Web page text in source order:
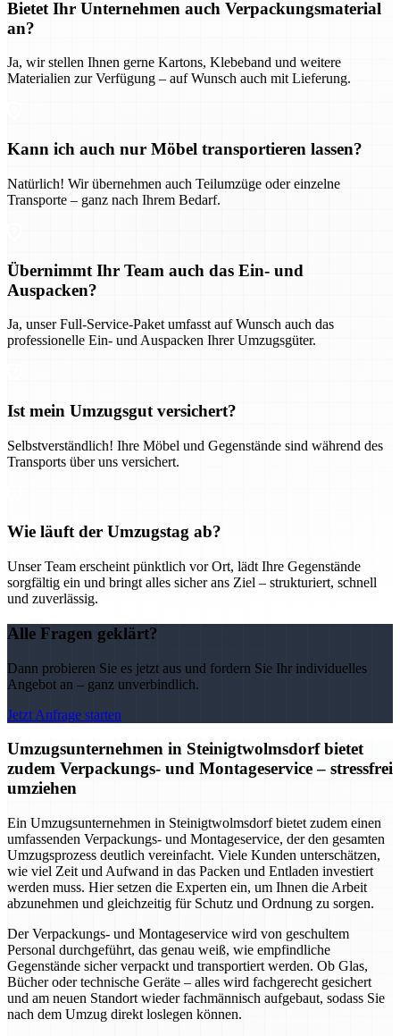
Bietet Ihr Unternehmen auch Verpackungsmaterial
an?
Ja, wir stellen Ihnen gerne Kartons, Klebeband und weitere
Materialien zur Verfügung – auf Wunsch auch mit Lieferung.
Kann ich auch nur Möbel transportieren lassen?
Natürlich! Wir übernehmen auch Teilumzüge oder einzelne
Transporte – ganz nach Ihrem Bedarf.
Übernimmt Ihr Team auch das Ein- und
Auspacken?
Ja, unser Full-Service-Paket umfasst auf Wunsch auch das
professionelle Ein- und Auspacken Ihrer Umzugsgüter.
Ist mein Umzugsgut versichert?
Selbstverständlich! Ihre Möbel und Gegenstände sind während des
Transports über uns versichert.
Wie läuft der Umzugstag ab?
Unser Team erscheint pünktlich vor Ort, lädt Ihre Gegenstände
sorgfältig ein und bringt alles sicher ans Ziel – strukturiert, schnell
und zuverlässig.
Alle Fragen geklärt?
Dann probieren Sie es jetzt aus und fordern Sie Ihr individuelles
Angebot an – ganz unverbindlich.
Jetzt Anfrage starten
Umzugsunternehmen in Steinigtwolmsdorf bietet
zudem Verpackungs- und Montageservice – stressfrei
umziehen
Ein Umzugsunternehmen in Steinigtwolmsdorf bietet zudem einen
umfassenden Verpackungs- und Montageservice, der den gesamten
Umzugsprozess deutlich vereinfacht. Viele Kunden unterschätzen,
wie viel Zeit und Aufwand in das Packen und Entladen investiert
werden muss. Hier setzen die Experten ein, um Ihnen die Arbeit
abzunehmen und gleichzeitig für Schutz und Ordnung zu sorgen.
Der Verpackungs- und Montageservice wird von geschultem
Personal durchgeführt, das genau weiß, wie empfindliche
Gegenstände sicher verpackt und transportiert werden. Ob Glas,
Bücher oder technische Geräte – alles wird fachgerecht gesichert
und am neuen Standort wieder fachmännisch aufgebaut, sodass Sie
nach dem Umzug direkt loslegen können.